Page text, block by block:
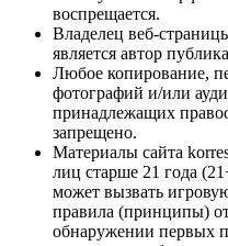
воспрещается.
Владелец веб-
является автор
Любое копирование,
фотографий и/или
принадлежащих
запрещено.
Материалы сайта
лиц старше 21 года
может вызвать
правила (принципы)
обнаружении первых